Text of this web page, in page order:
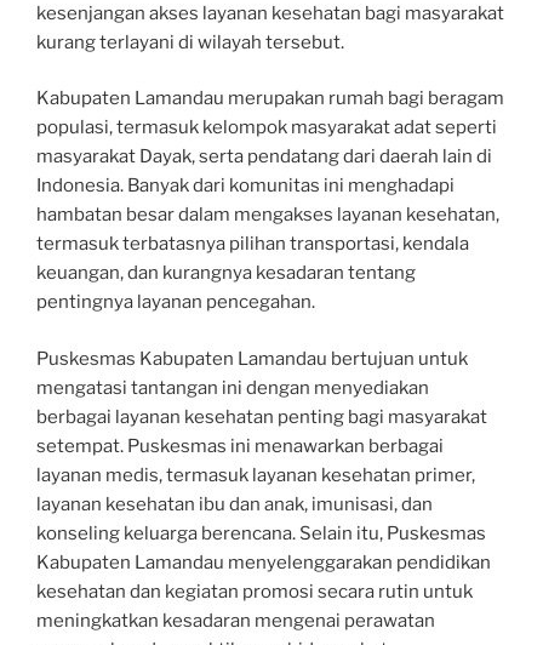
kesenjangan akses layanan kesehatan bagi masyarakat
kurang terlayani di wilayah tersebut.
Kabupaten Lamandau merupakan rumah bagi beragam
populasi, termasuk kelompok masyarakat adat seperti
masyarakat Dayak, serta pendatang dari daerah lain di
Indonesia. Banyak dari komunitas ini menghadapi
hambatan besar dalam mengakses layanan kesehatan,
termasuk terbatasnya pilihan transportasi, kendala
keuangan, dan kurangnya kesadaran tentang
pentingnya layanan pencegahan.
Puskesmas Kabupaten Lamandau bertujuan untuk
mengatasi tantangan ini dengan menyediakan
berbagai layanan kesehatan penting bagi masyarakat
setempat. Puskesmas ini menawarkan berbagai
layanan medis, termasuk layanan kesehatan primer,
layanan kesehatan ibu dan anak, imunisasi, dan
konseling keluarga berencana. Selain itu, Puskesmas
Kabupaten Lamandau menyelenggarakan pendidikan
kesehatan dan kegiatan promosi secara rutin untuk
meningkatkan kesadaran mengenai perawatan